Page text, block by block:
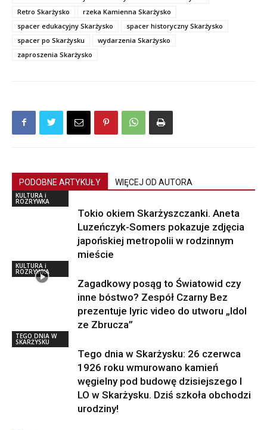
Retro Skarżysko
rzeka Kamienna Skarżysko
spacer edukacyjny Skarżysko
spacer historyczny Skarżysko
spacer po Skarżysku
wydarzenia Skarżysko
zaproszenia Skarżysko
PODOBNE ARTYKUŁY WIĘCEJ OD AUTORA
KULTURA i
ROZRYWKA
Tokio okiem Skarżyszczanki. Aneta
Luzeńczyk-Somers pokazuje zdjęcia
japońskiej metropolii w rodzinnym
mieście
KULTURA i
ROZRYWKA
Zagadkowy posąg to Światowid czy
inne bóstwo? Zespół Czarny Bez
prezentuje lyric video do utworu „Idol
ze Zbrucza”
TEGO DNIA W
SKARŻYSKU
Tego dnia w Skarżysku: 26 czerwca
1926 roku wmurowano kamień
węgielny pod budowę dzisiejszego I
LO w Skarżysku. Dziś szkoła obchodzi
urodziny!